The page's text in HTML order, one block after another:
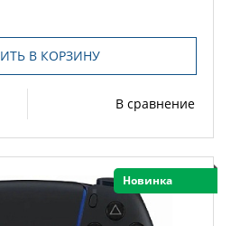
В КОРЗИНУ
В сравнение
Новинка